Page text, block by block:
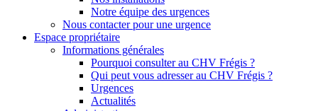
Notre équipe des urgences
Nous contacter pour une urgence
Espace propriétaire
Informations générales
Pourquoi consulter au CHV Frégis ?
Qui peut vous adresser au CHV Frégis ?
Urgences
Actualités